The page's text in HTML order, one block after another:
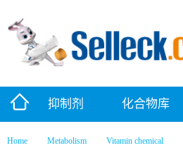
抑制剂 化合物库
Home Metabolism Vitamin chemical